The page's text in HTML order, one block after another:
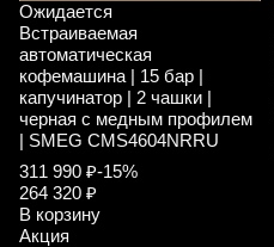
Ожидается
Встраиваемая
автоматическая
кофемашина | 15 бар |
капучинатор | 2 чашки |
черная с медным профилем
| SMEG CMS4604NRRU
311 990 ₽-15%
264 320 ₽
В корзину
Акция